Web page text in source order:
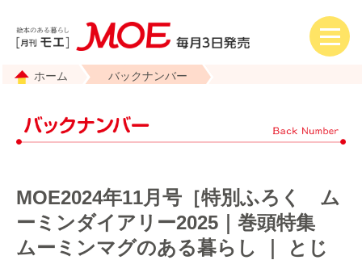
ホーム バックナンバー
MOE2024年11月号［特別ふろく ム
ーミンダイアリー2025｜巻頭特集
ムーミンマグのある暮らし ｜ とじ